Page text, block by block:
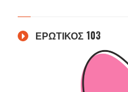
ΕΡΩΤΙΚΟΣ 103